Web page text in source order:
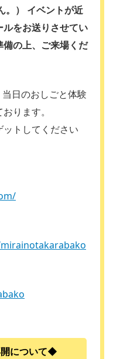
。） イベントが近
ルをお送りさせてい
の上、ご来場くだ
日のおしごと体験
ります。
トしてください
について◆